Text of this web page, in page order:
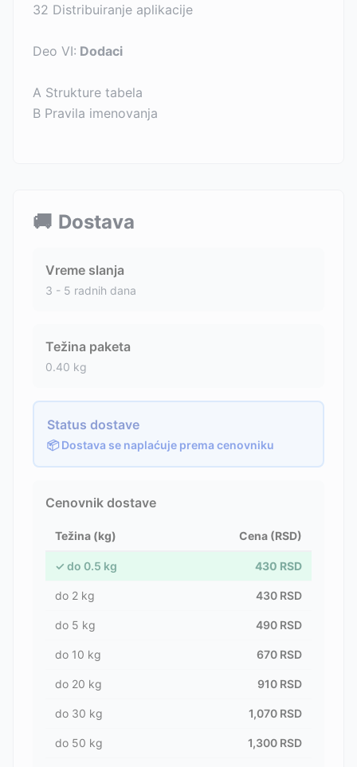
32 Distribuiranje aplikacije
Deo VI: Dodaci
A Strukture tabela
B Pravila imenovanja
🚚 Dostava
Vreme slanja
3 - 5 radnih dana
Težina paketa
0.40 kg
Status dostave
📦 Dostava se naplaćuje prema cenovniku
Cenovnik dostave
Težina (kg) Cena (RSD)
✓ do 0.5 kg 430 RSD
do 2 kg 430 RSD
do 5 kg 490 RSD
do 10 kg 670 RSD
do 20 kg 910 RSD
do 30 kg 1,070 RSD
do 50 kg 1,300 RSD